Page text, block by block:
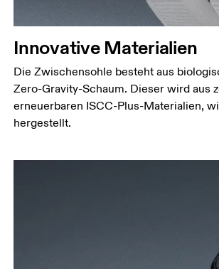
Innovative Materialien
Die Zwischensohle besteht aus
Zero-Gravity-Schaum. Dieser wird aus
erneuerbaren ISCC-Plus-Materialien,
hergestellt.